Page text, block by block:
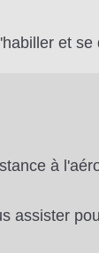
et se
à
assister